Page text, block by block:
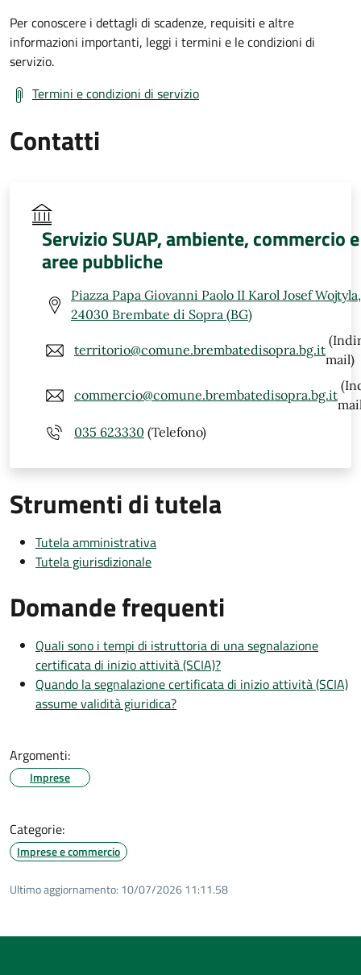
Per conoscere i dettagli di scadenze, requisiti e altre
informazioni importanti, leggi i termini e le condizioni di
servizio.
Termini e condizioni di servizio
Contatti
Servizio SUAP, ambiente, commercio e
aree pubbliche
Piazza Papa Giovanni Paolo II Karol Josef
24030 Brembate di Sopra (BG)
territorio@comune.brembatedisopra.bg.it
mail)
commercio@comune.brembatedisopra.bg.it
035 623330 (Telefono)
Strumenti di tutela
Tutela amministrativa
Tutela giurisdizionale
Domande frequenti
Quali sono i tempi di istruttoria di una segnalazione
certificata di inizio attività (SCIA)?
Quando la segnalazione certificata di inizio attività (SCIA)
assume validità giuridica?
Argomenti:
Imprese
Categorie:
Imprese e commercio
Ultimo aggiornamento: 10/07/2026 11:11.58